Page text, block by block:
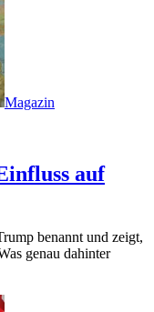
Magazin
auf
benannt und zeigt,
genau dahinter